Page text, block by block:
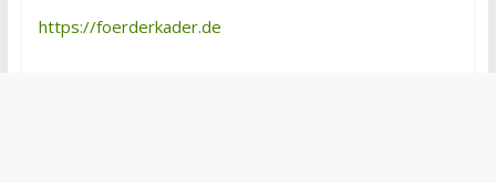
https://foerderkader.de